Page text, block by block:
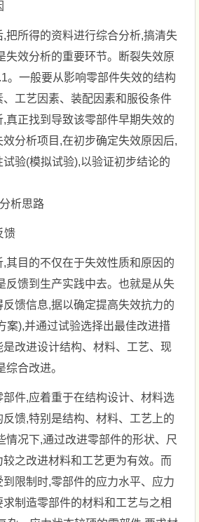
把所得的资料进行综合分析,搞清失
失效分析的重要环节。断裂失效原
。一般要从影响零部件失效的结构
工艺因素、装配因素和服役条件
,真正找到导致该零部件早期失效的
分析项目,在初步确定失效原因后,
验(模拟试验),以验证初步结论的
析思路
馈
其目的不仅在于失效性质和原因的
反馈到生产实践中去。也就是从失
馈信息,据以确定提高失效抗力的
案),并通过试验选择出最佳改进措
改进设计结构、材料、工艺、现
合改进。
部件,应着重于在结构设计、材料选
馈,特别是结构、材料、工艺上的
情况下,通过改进零部件的形状、尺
之改进材料和工艺更为有效。而
限制时,零部件的应力水平、应力
制造零部件的材料和工艺与之相